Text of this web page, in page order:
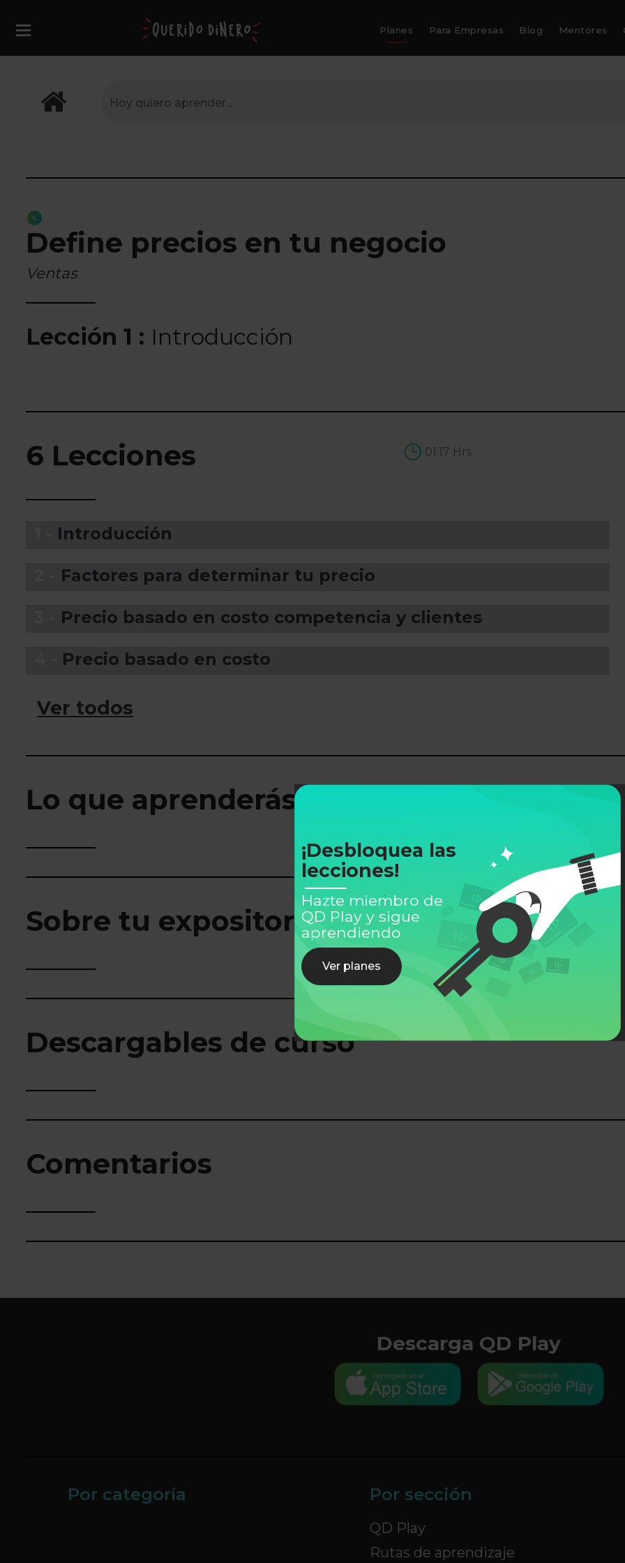
Planes Para Empresas Blog Mentores
¡Desbloquea las
lecciones!
Hazte miembro de
QD Play y sigue
aprendiendo
Ver planes
Define precios en tu negocio
Ventas
Lección 1 : Introducción
6 Lecciones 01:17 Hrs
Introducción
Factores para determinar tu precio
Precio basado en costo competencia y clientes
Precio basado en costo
Ver todos
Lo que aprenderás
Sobre tu expositor
Descargables de curso
Comentarios
Descarga QD Play
Por categoría Por sección
QD Play
Rutas de aprendizaje